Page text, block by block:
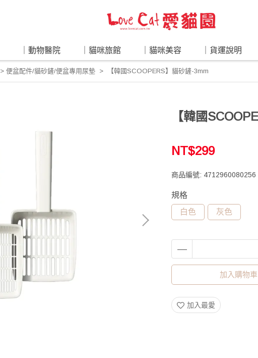
｜動物醫院 ｜貓咪旅館 ｜貓咪美容 ｜貨運說明
> 便盆配件/貓砂鏟/便盆專用尿墊 【韓國SCOOPERS】貓砂鏟-3mm
【韓國
NT$299
商品編號: 4712960080256
規格
白色
灰色
加入購物車
加入最愛